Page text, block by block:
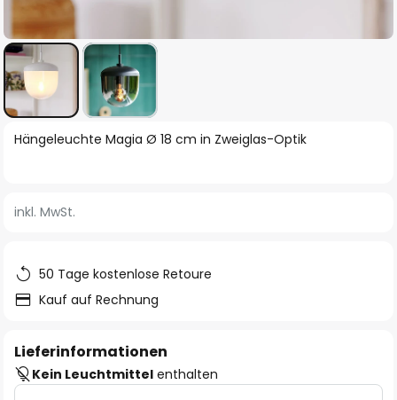
Zum
Anfang
springen
Hängeleuchte Magia Ø 18 cm in Zweiglas-Optik
inkl. MwSt.
50 Tage kostenlose Retoure
Kauf auf Rechnung
Lieferinformationen
Kein Leuchtmittel enthalten